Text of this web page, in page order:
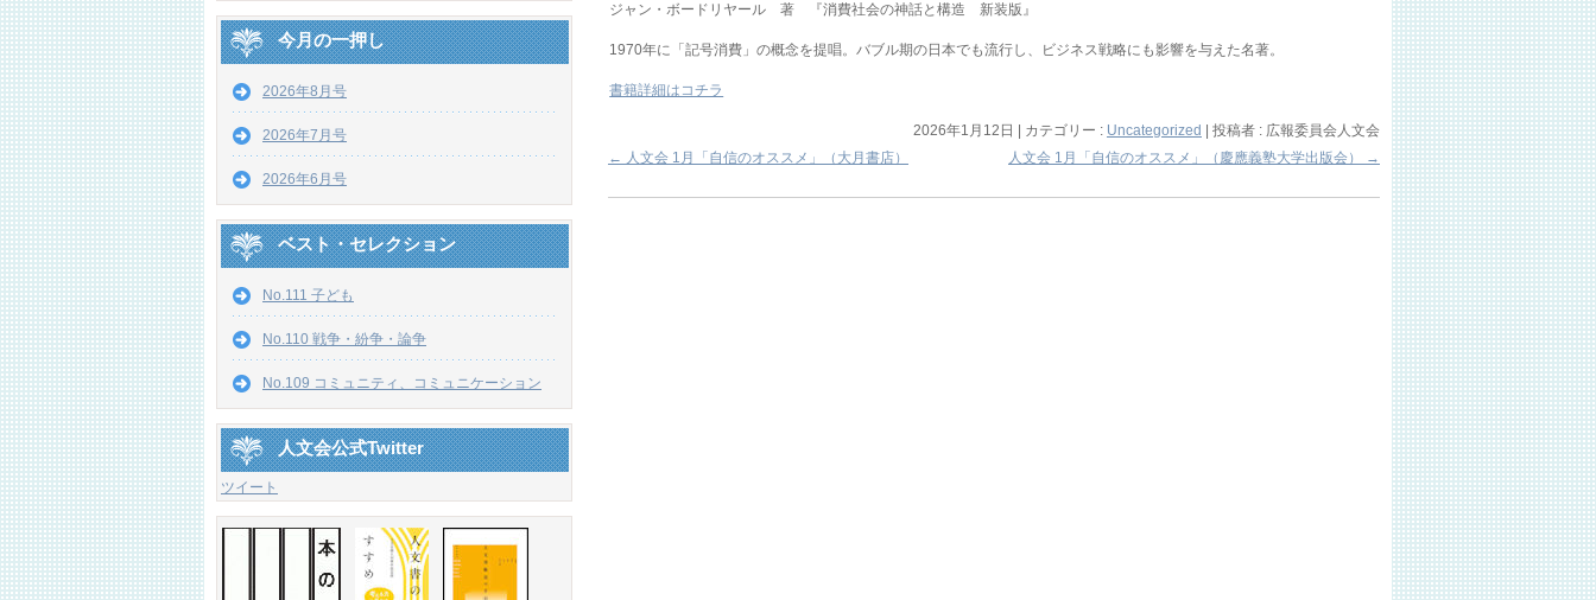
ジャン・ボードリヤール 著 『消費社会の神話と構造 新装版』
1970年に「記号消費」の概念を提唱。バブル期の日本でも流行し、ビジネス戦略にも影響を与えた名著。
書籍詳細はコチラ
2026年1月12日 カテゴリー : Uncategorized
投稿者 : 広報委員会人文会
← 人文会 1月「自信のオススメ」（大月書店） 人文会 1月「自信のオススメ」（慶應義塾大学出版会） →
今月の一押し
2026年8月号
2026年7月号
2026年6月号
ベスト・セレクション
No.111 子ども
No.110 戦争・紛争・論争
No.109 コミュニティ、コミュニケーション
人文会公式Twitter
ツイート